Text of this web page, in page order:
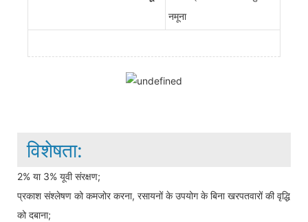
नमूना
विशेषता:
2% या 3% यूवी संरक्षण;
प्रकाश संश्लेषण को कमजोर करना, रसायनों के उपयोग के बिना खरपतवारों की वृद्धि
को दबाना;